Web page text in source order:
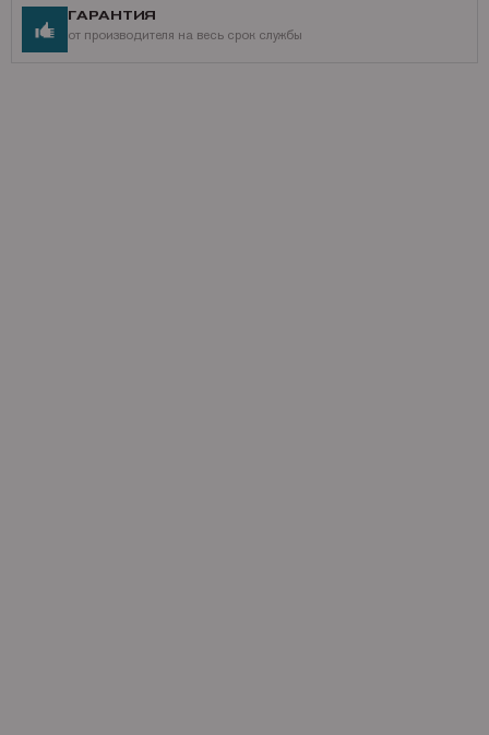
ГАРАНТИЯ
от производителя на весь срок службы